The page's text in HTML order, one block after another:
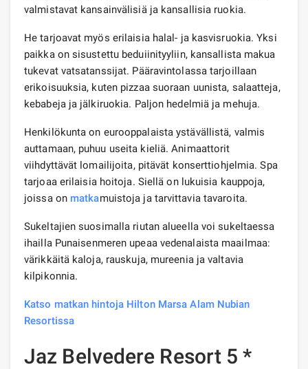
valmistavat kansainvälisiä ja kansallisia ruokia.
He tarjoavat myös erilaisia ​​halal- ja kasvisruokia. Yksi
paikka on sisustettu beduiinityyliin, kansallista makua
tukevat vatsatanssijat. Pääravintolassa tarjoillaan
erikoisuuksia, kuten pizzaa suoraan uunista, salaatteja,
kebabeja ja jälkiruokia. Paljon hedelmiä ja mehuja.
Henkilökunta on eurooppalaista ystävällistä, valmis
auttamaan, puhuu useita kieliä. Animaattorit
viihdyttävät lomailijoita, pitävät konserttiohjelmia. Spa
tarjoaa erilaisia ​​hoitoja. Siellä on lukuisia kauppoja,
joissa on matkamuistoja ja tarvittavia tavaroita.
Sukeltajien suosimalla riutan alueella voi sukeltaessa
ihailla Punaisenmeren upeaa vedenalaista maailmaa:
värikkäitä kaloja, rauskuja, mureenia ja valtavia
kilpikonnia.
Katso matkan hintoja Hilton Marsa Alam Nubian
Resortissa
Jaz Belvedere Resort 5 *